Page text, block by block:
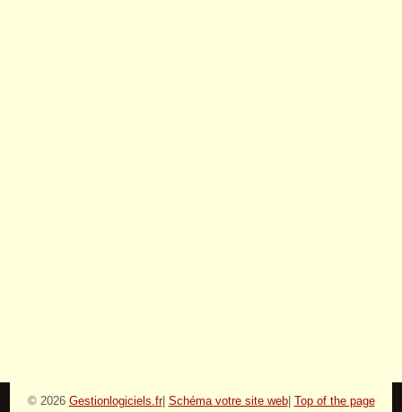
© 2026 Gestionlogiciels.fr| Schéma votre site web| Top of the page